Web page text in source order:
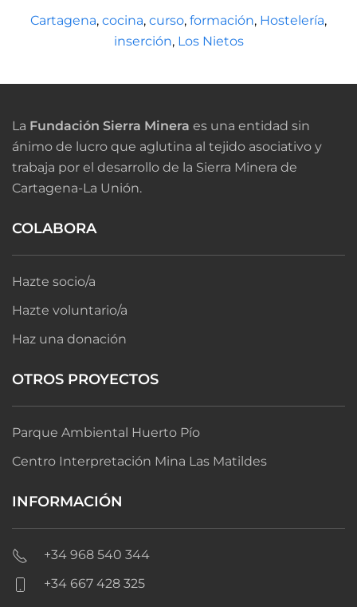
Cartagena, cocina, curso, formación, Hostelería,
inserción, Los Nietos
La Fundación Sierra Minera es una entidad sin
ánimo de lucro que aglutina al tejido asociativo y
trabaja por el desarrollo de la Sierra Minera de
Cartagena-La Unión.
COLABORA
Hazte socio/a
Hazte voluntario/a
Haz una donación
OTROS PROYECTOS
Parque Ambiental Huerto Pío
Centro Interpretación Mina Las Matildes
INFORMACIÓN
+34 968 540 344
+34 667 428 325